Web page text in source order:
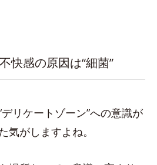
快感の原因は“細菌”
リケートゾーン”への意識が
気がしますよね。